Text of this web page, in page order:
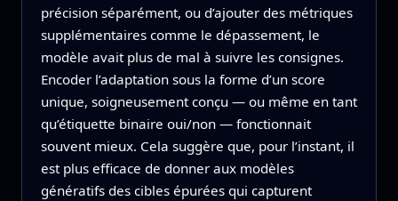
précision séparément, ou d’ajouter des métriques
supplémentaires comme le dépassement, le
modèle avait plus de mal à suivre les consignes.
Encoder l’adaptation sous la forme d’un score
unique, soigneusement conçu — ou même en tant
qu’étiquette binaire oui/non — fonctionnait
souvent mieux. Cela suggère que, pour l’instant, il
est plus efficace de donner aux modèles
génératifs des cibles épurées qui capturent